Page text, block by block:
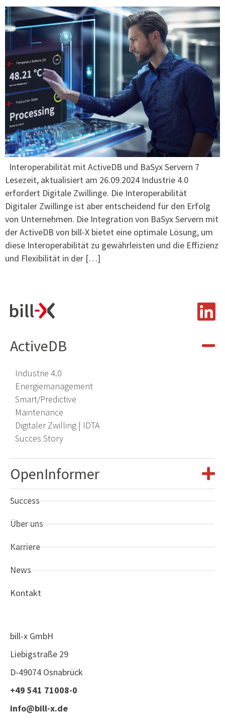
Interoperabilität mit ActiveDB und BaSyx Servern 7
Lesezeit, aktualisiert am 26.09.2024 Industrie 4.0
erfordert Digitale Zwillinge. Die Interoperabilität
Digitaler Zwillinge ist aber entscheidend für den Erfolg
von Unternehmen. Die Integration von BaSyx Servern mit
der ActiveDB von bill-X bietet eine optimale Lösung, um
diese Interoperabilität zu gewährleisten und die Effizienz
und Flexibilität in der […]
ActiveDB
Industrie 4.0
Energiemanagement
Smart/Predictive
Maintenance
Digitaler Zwilling | IDTA​
Succes Story
OpenInformer
Success
Über uns
Karriere
News
Kontakt
bill-x GmbH
Liebigstraße 29
D-49074 Osnabrück
+49 541 71008-0
info@bill-x.de